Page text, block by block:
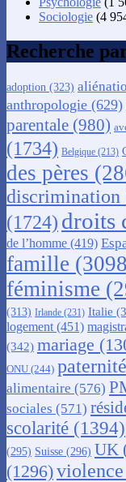
Sociologie (4
Recherche
adoption (323)
anthropologie (629)
parentale (980)
(1734) Belgique (213)
des pères
discrimination
(1724) droits
de l’homme (419)
famille
féminisme
(313) Irlande (231) Italie
logement (451)
(342) mariage
ONU (244) paternité
alimentaire (576)
sociales (571)
scolarité (1394)
(295) Suisse (296) UK
(1296)violence